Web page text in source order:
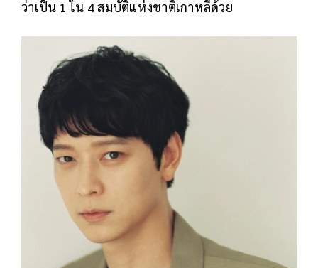
ว่าเป็น 1 ใน 4 สมบัติแห่งชาติเกาหลีด้วย